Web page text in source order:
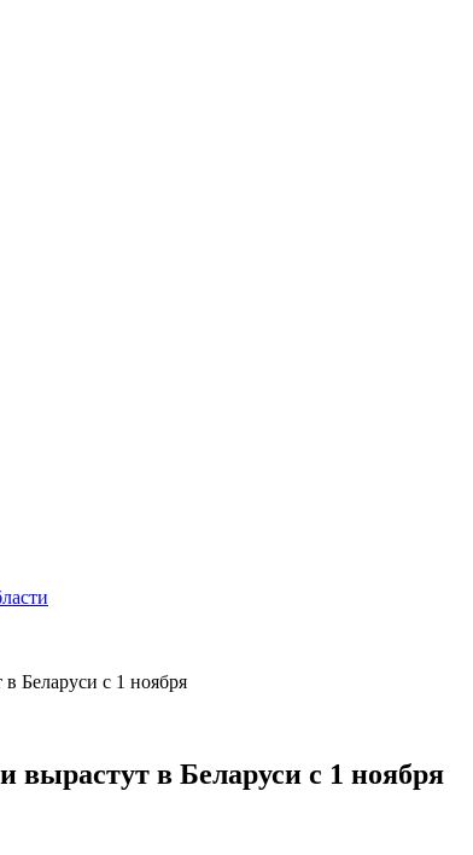
Беларуси с 1 ноября
вырастут в Беларуси с 1 ноября